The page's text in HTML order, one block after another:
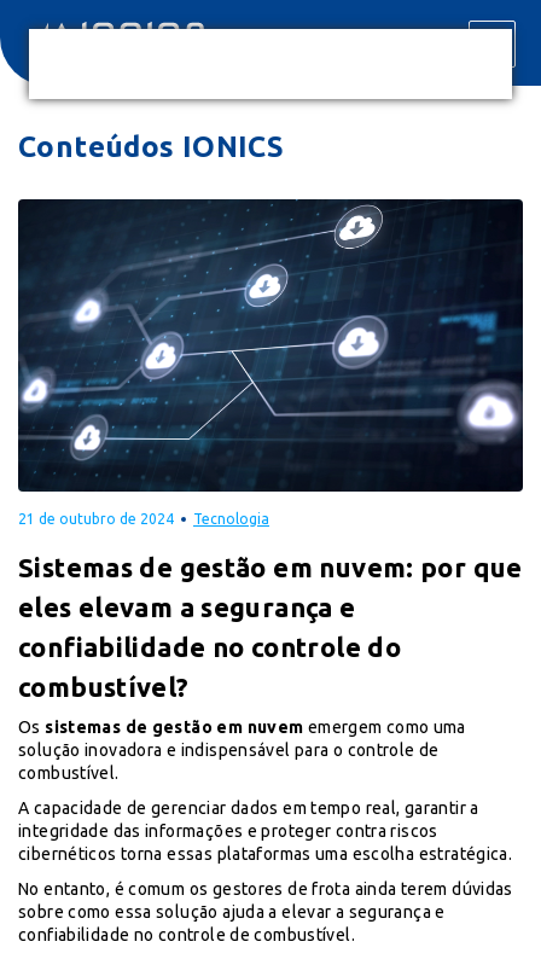
Conteúdos IONICS
21 de outubro de 2024 Tecnologia
Sistemas de gestão em nuvem: por que
eles elevam a segurança e
confiabilidade no controle do
combustível?
Os sistemas de gestão em nuvem emergem como uma
solução inovadora e indispensável para o controle de
combustível.
A capacidade de gerenciar dados em tempo real, garantir a
integridade das informações e proteger contra riscos
cibernéticos torna essas plataformas uma escolha estratégica.
No entanto, é comum os gestores de frota ainda terem dúvidas
sobre como essa solução ajuda a elevar a segurança e
confiabilidade no controle de combustível.